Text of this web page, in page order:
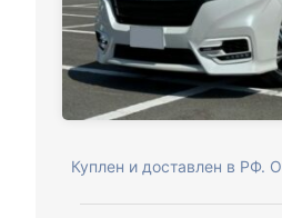
Куплен и доставлен в РФ.